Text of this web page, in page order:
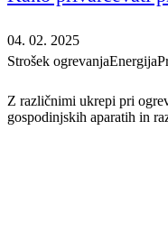
04. 02. 2025
Strošek ogrevanjaEnergija
Z različnimi ukrepi pri
gospodinjskih aparatih in